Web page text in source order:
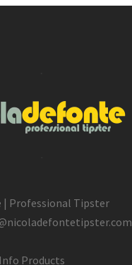
| Professional Tipster
Products